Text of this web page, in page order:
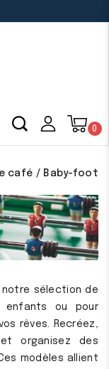
0
café Baby-foot
sélection de
enfants ou pour
rêves. Recréez,
organisez des
modèles allient